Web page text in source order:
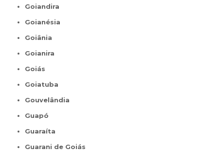
Goiandira
Goianésia
Goiânia
Goianira
Goiás
Goiatuba
Gouvelândia
Guapó
Guaraíta
Guarani de Goiás